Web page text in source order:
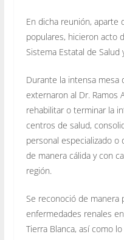
En dicha reunión, aparte
populares, hicieron acto
Sistema Estatal de Salud
Durante la intensa mesa
externaron al Dr. Ramos
rehabilitar o terminar la
centros de salud,
personal especializado o
de manera cálida y con
región.
Se reconoció de manera
enfermedades renales
Tierra Blanca, así como